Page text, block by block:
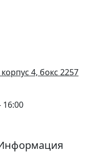
4, бокс 2257
16:00